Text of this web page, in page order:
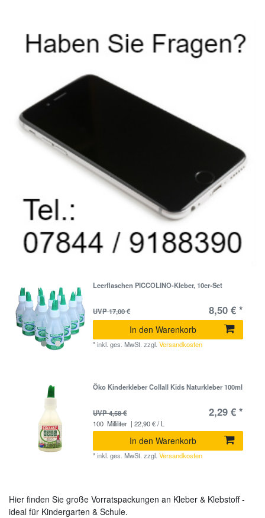
Leerflaschen PICCOLINO-Kleber, 10er-Set
UVP 17,00 € 8,50 € *
In den Warenkorb
*inkl. ges. MwSt. zzgl.Versandkosten
Öko Kinderkleber Collall Kids Naturkleber 100ml
UVP 4,58 € 2,29 € *
100 Milliliter | 22,90 € / L
In den Warenkorb
*inkl. ges. MwSt. zzgl.Versandkosten
Hier finden Sie große Vorratspackungen an Kleber & Klebstoff -
ideal für Kindergarten & Schule.